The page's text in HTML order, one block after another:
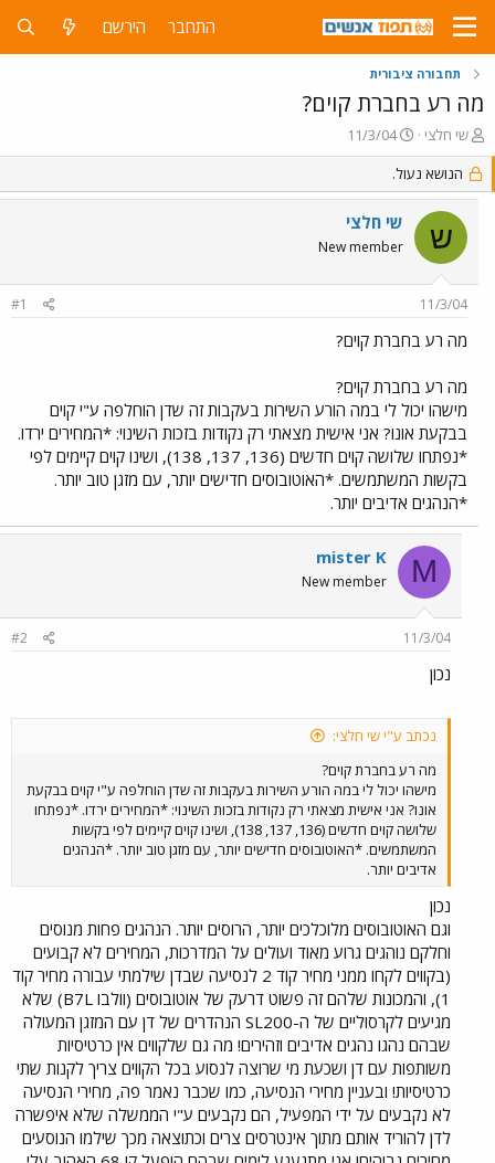
התחבר הירשם
תחבורה ציבורית
מה רע בחברת קוים?
פ
ו
ת
ח
נ
שי חלצי
פ
ו
ר
ס
ם
ב
ת
ך
11/3/04
הנושא נעול.
ש שי חלצי
New member
11/3/04
#1
מה רע בחברת קוים?
מה רע בחברת קוים?
מישהו יכול לי במה הורע השירות בעקבות זה שדן הוחלפה ע"י קוים
בבקעת אונו? אני אישית מצאתי רק נקודות בזכות השינוי: *המחירים ירדו.
*נפתחו שלושה קוים חדשים (136, 137, 138), ושינו קוים קיימים לפי
בקשות המשתמשים. *האוטובוסים חדישים יותר, עם מזגן טוב יותר.
*הנהגים אדיבים יותר.
M
mister K
New member
11/3/04
#2
נכון
נכתב ע"י שי חלצי:
מה רע בחברת קוים?
מישהו יכול לי במה הורע השירות בעקבות זה שדן הוחלפה ע"י קוים בבקעת
אונו? אני אישית מצאתי רק נקודות בזכות השינוי: *המחירים ירדו. *נפתחו
שלושה קוים חדשים (136, 137, 138), ושינו קוים קיימים לפי בקשות
המשתמשים. *האוטובוסים חדישים יותר, עם מזגן טוב יותר. *הנהגים
אדיבים יותר.
נכון
וגם האוטובוסים מלוכלכים יותר, הרוסים יותר. הנהגים פחות מנוסים
וחלקם נוהגים גרוע מאוד ועולים על המדרכות, המחירים לא קבועים
(בקווים לקחו ממני מחיר קוד 2 לנסיעה שבדן שילמתי עבורה מחיר קוד
1), והמכונות שלהם זה פשוט דרעק של אוטובוסים (וולבו B7L) שלא
מגיעים לקרסוליים של ה-SL200 הנהדרים של דן עם המזגן המעולה
שבהם נהגו נהגים אדיבים וזהירים! מה גם שלקווים אין כרטיסיות
משותפות עם דן ושכעת מי שרוצה לנסוע בכל הקווים צריך לקנות שתי
כרטיסיות! ובעניין מחירי הנסיעה, כמו שכבר נאמר פה, מחירי הנסיעה
לא נקבעים על ידי המפעיל, הם נקבעים ע"י הממשלה שלא איפשרה
לדן להוריד אותם מתוך אינטרסים צרים וכתוצאה מכך שילמו הנוסעים